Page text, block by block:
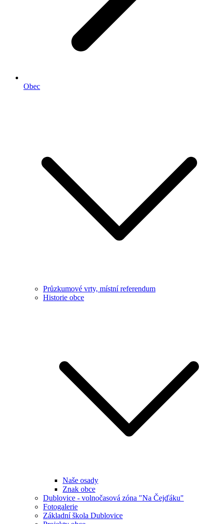
Obec
Průzkumové vrty, místní referendum
Historie obce
Naše osady
Znak obce
Dublovice - volnočasová zóna "Na Čejďáku"
Fotogalerie
Základní škola Dublovice